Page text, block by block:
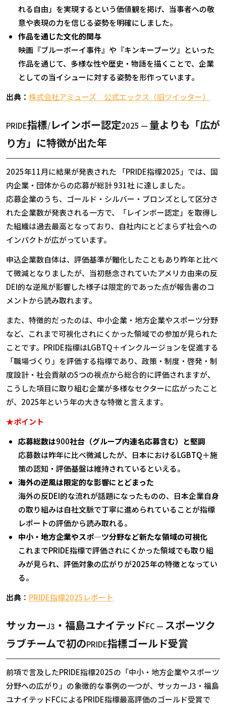
れる自由」を実現するという価値観を掲げ、当事者への敬
意や表現の力を信じる姿勢を明確にしました。
作品を通じた文化的関与
映画『ブルーボーイ事件』や『キンキーブーツ』といった
作品を通じて、多様な性や歴史・物語を描くことで、企業
としての当イシューに対する姿勢を形作っています。
出典： 株式会社アミューズ 公式エックス（旧ツイッター）
PRIDE指標/レインボー認定2025 — 量よりも「広が
り方」に特徴が出た年
2025年11月に結果が発表された 「PRIDE指標2025 」では、国
内企業・団体からの応募が総計931社 に達しました。
応募企業のうち、ゴールド・シルバー・ブロンズとして区分さ
れた企業数が発表される一方で、「レインボー認定」を取得し
た組織は過去最高となっており、自社内にとどまらず社会への
インパクトが広がっています。
申込企業数自体は、評価基準が難化したこともあり昨年と比べ
て微減となりましたが、当初懸念されていたアメリカ由来の反
DEI的な逆風が影響した様子は限定的であった点が報告書のコ
メントから読み取れます。
また、特徴的だったのは、中小企業・地方企業やスポーツ分野
など、これまで可視化されにくかった領域での参加が見られた
ことです。 PRIDE指標はLGBTQ＋インクルージョンを促進する
「職場づくり」を評価する指標であり、政策・制度・啓発・制
度設計・社会貢献の5つの視点から総合的に評価されますが、
こうした項目に取り組む企業が多様なセクターに広がったこと
が、 2025年という年の大きな特徴と言えます。
★ポイント
応募総数は900社台（グループ内連名応募含む）と堅調
応募数は昨年に比べ微減したが、日本におけるLGBTQ＋施
策の認知・評価基盤は維持されているといえる。
海外の逆風は限定的な影響にとどまった
海外の反DEI的な流れが話題になったものの、日本企業自身
の取り組みは自社文脈で丁寧に進められていることが指標
レポートの評価から読み取れる。
中小・地方企業やスポ―ツ分野など新たな領域の可視化
これまでPRIDE指標で評価されにくかった領域でも取り組
みが見られ、評価対象の広がりが2025年の特徴となってい
る。
出典 ： PRIDE指標2025レポート
サッカーJ3 ・福島ユナイテッドFC — スポーツク
ラブチームで初のPRIDE指標ゴールド受賞
前項で言及したPRIDE指標2025の「中小・地方企業やスポーツ
分野への広がり」の象徴的な事例の一つが、サッカーJ3 ・福島
ユナイテッドFCによるPRIDE指標最高評価のゴールド受賞で